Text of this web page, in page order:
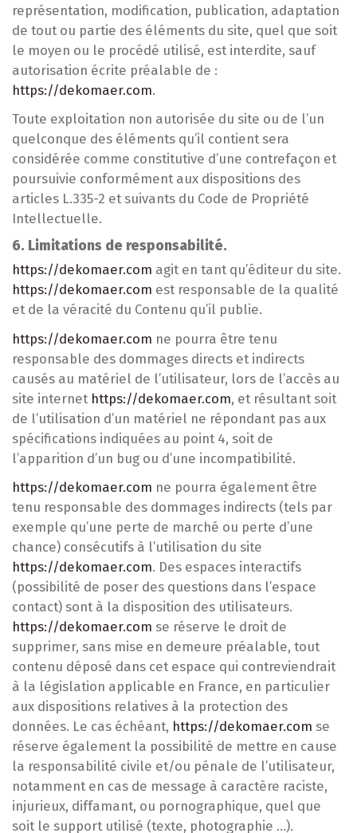
représentation, modification, publication, adaptation
de tout ou partie des éléments du site, quel que soit
le moyen ou le procédé utilisé, est interdite, sauf
autorisation écrite préalable de :
https://dekomaer.com.
Toute exploitation non autorisée du site ou de l’un
quelconque des éléments qu’il contient sera
considérée comme constitutive d’une contrefaçon et
poursuivie conformément aux dispositions des
articles L.335-2 et suivants du Code de Propriété
Intellectuelle.
6. Limitations de responsabilité.
https://dekomaer.com agit en tant qu’éditeur du site.
https://dekomaer.com est responsable de la qualité
et de la véracité du Contenu qu’il publie.
https://dekomaer.com ne pourra être tenu
responsable des dommages directs et indirects
causés au matériel de l’utilisateur, lors de l’accès au
site internet https://dekomaer.com, et résultant soit
de l’utilisation d’un matériel ne répondant pas aux
spécifications indiquées au point 4, soit de
l’apparition d’un bug ou d’une incompatibilité.
https://dekomaer.com ne pourra également être
tenu responsable des dommages indirects (tels par
exemple qu’une perte de marché ou perte d’une
chance) consécutifs à l’utilisation du site
https://dekomaer.com. Des espaces interactifs
(possibilité de poser des questions dans l’espace
contact) sont à la disposition des utilisateurs.
https://dekomaer.com se réserve le droit de
supprimer, sans mise en demeure préalable, tout
contenu déposé dans cet espace qui contreviendrait
à la législation applicable en France, en particulier
aux dispositions relatives à la protection des
données. Le cas échéant, https://dekomaer.com se
réserve également la possibilité de mettre en cause
la responsabilité civile et/ou pénale de l’utilisateur,
notamment en cas de message à caractère raciste,
injurieux, diffamant, ou pornographique, quel que
soit le support utilisé (texte, photographie …).